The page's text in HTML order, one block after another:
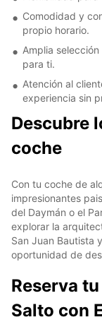
Comodidad y
propio horario.
Amplia
para ti.
Atención al
experiencia sin
Descubre
coche
Con tu coche de
impresionantes
del Daymán o el
explorar la
San Juan Bautista
oportunidad de
Reserva
Salto con